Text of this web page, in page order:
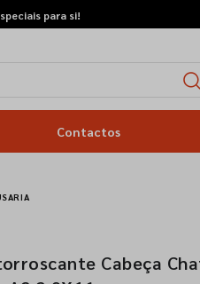
para si!
Contactos
Cabeça